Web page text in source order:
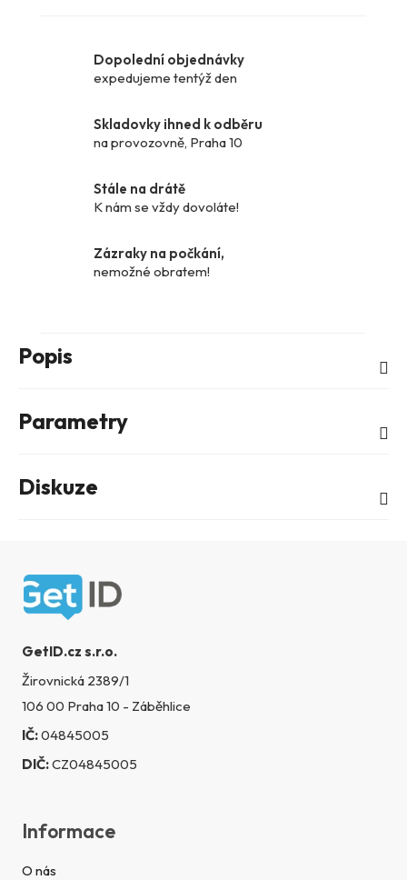
Dopolední objednávky
expedujeme tentýž den
Skladovky ihned k odběru
na provozovně, Praha 10
Stále na drátě
K nám se vždy dovoláte!
Zázraky na počkání,
nemožné obratem!
Popis
Parametry
Diskuze
Zápatí
GetID.cz s.r.o.
Žirovnická 2389/1
106 00 Praha 10 - Záběhlice
IČ:04845005
DIČ:CZ04845005
Informace
O nás